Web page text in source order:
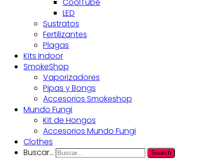
CoolTube
LED
Sustratos
Fertilizantes
Plagas
Kits Indoor
SmokeShop
Vaporizadores
Pipas y Bongs
Accesorios Smokeshop
Mundo Fungi
Kit de Hongos
Accesorios Mundo Fungi
Clothes
Buscar...
Search